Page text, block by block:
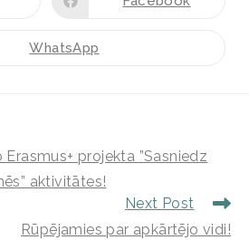
WhatsApp
Erasmus+ projekta ”Sasniedz
aktivitātes!
Next Post
Rūpējamies par apkārtējo vidi!